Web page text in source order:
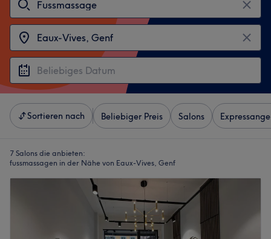
Sortieren nach Beliebiger Preis Salons
7 Salons die anbieten:
fussmassagen in der Nähe von Eaux-Vives, Genf